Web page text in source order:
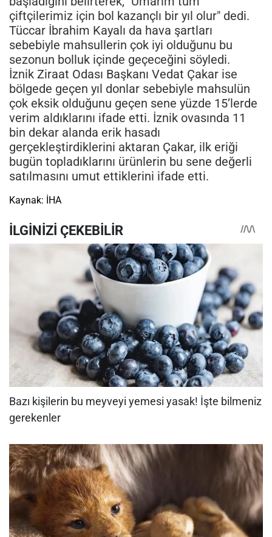
çiftçilerimiz için bol kazançlı bir yıl olur" dedi.
Tüccar İbrahim Kayalı da hava şartları
sebebiyle mahsullerin çok iyi olduğunu bu
sezonun bolluk içinde geçeceğini söyledi.
İznik Ziraat Odası Başkanı Vedat Çakar ise
bölgede geçen yıl donlar sebebiyle mahsulün
çok eksik olduğunu geçen sene yüzde 15’lerde
verim aldıklarını ifade etti. İznik ovasında 11
bin dekar alanda erik hasadı
gerçekleştirdiklerini aktaran Çakar, ilk eriği
bugün topladıklarını ürünlerin bu sene değerli
satılmasını umut ettiklerini ifade etti.
Kaynak: İHA